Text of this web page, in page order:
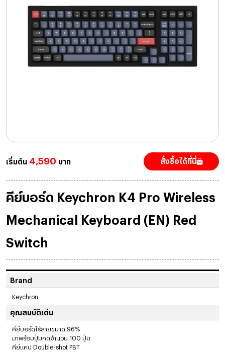
เริ่มต้น 4,590 บาท สั่งซื้อได้ที่นี่
คีย์บอร์ด Keychron K4 Pro Wireless
Mechanical Keyboard (EN) Red
Switch
Brand
Keychron
คุณสมบัติเด่น
คีย์บอร์ดไร้สายขนาด 96%
มาพร้อมปุ่มกดจำนวน 100 ปุ่ม
คีย์แคป Double-shot PBT